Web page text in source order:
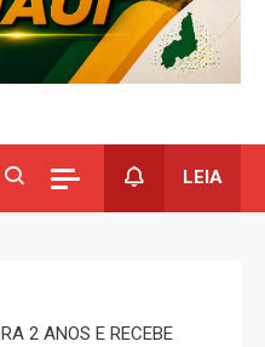
LEIA
2 ANOS E RECEBE